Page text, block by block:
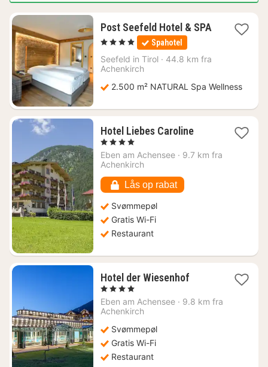
Post Seefeld Hotel & SPA
1
nat
fra
2325
, 4 Stjerner Spahotel
Seefeld in Tirol · 44.8 km fra
Achenkirch
2.500 m² NATURAL Spa Wellness
Hotel Liebes Caroline1
fra
, 4 Stjerner
Eben am Achensee · 9.7 km fra
Achenkirch
Lås op rabat
Svømmepøl
Gratis Wi-Fi
Restaurant
Hotel der Wiesenhof1
fra
, 4 Stjerner
Eben am Achensee · 9.8 km fra
Achenkirch
Svømmepøl
Gratis Wi-Fi
Restaurant